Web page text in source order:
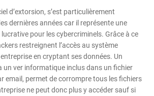
d’extorsion, s’est particulièrement
dernières années car il représente une
pour les cybercriminels. Grâce à ce
restreignent l’accès au système
en cryptant ses données. Un
un ver informatique inclus dans un fichier
email, permet de corrompre tous les fichiers
ne peut donc plus y accéder sauf si